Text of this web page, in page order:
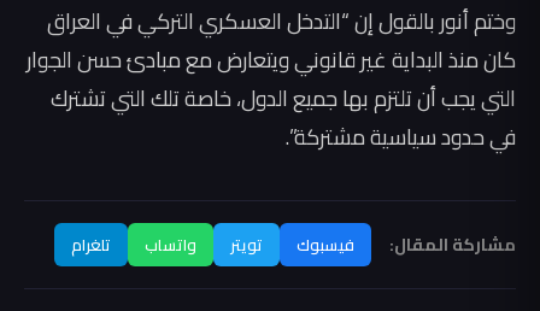
وختم أنور بالقول إن “التدخل العسكري التركي في العراق
كان منذ البداية غير قانوني ويتعارض مع مبادئ حسن الجوار
التي يجب أن تلتزم بها جميع الدول، خاصة تلك التي تشترك
في حدود سياسية مشتركة”.
مشاركة المقال: فيسبوك تويتر واتساب تلغرام